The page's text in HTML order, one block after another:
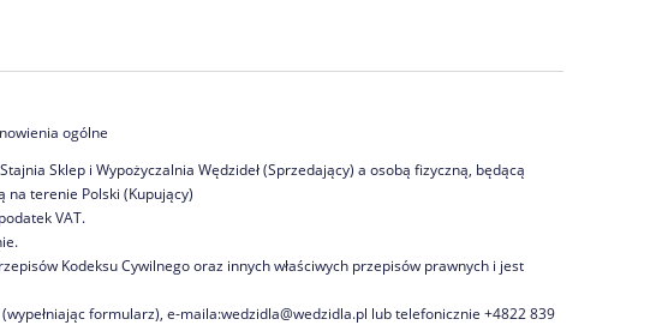
ogólne
Sklep i Wypożyczalnia Wędzideł (Sprzedający) a osobą fizyczną, będącą
terenie Polski (Kupujący)
VAT.
Kodeksu Cywilnego oraz innych właściwych przepisów prawnych i jest
formularz), e-maila:wedzidla@wedzidla.pl lub telefonicznie +4822 839